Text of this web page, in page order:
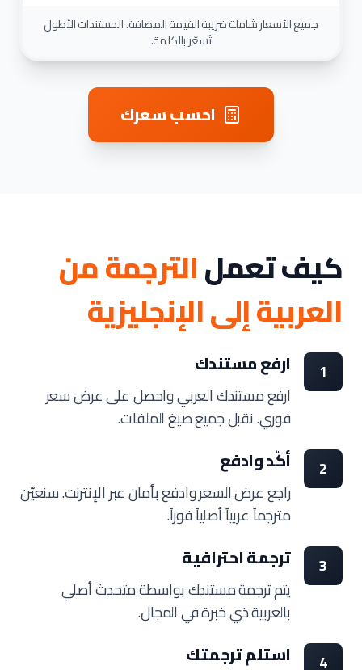
جميع الأسعار شاملة ضريبة القيمة المضافة. المستندات الأطول
تُسعّر بالكلمة.
احسب سعرك
كيف تعملالترجمة من
العربية إلى الإنجليزية
1 ارفع مستندك
ارفع مستندك العربي واحصل على عرض سعر
فوري. نقبل جميع صيغ الملفات.
2
أكّد وادفع
راجع عرض السعر وادفع بأمان عبر الإنترنت. سنعيّن
مترجماً عربياً أصلياً فوراً.
3
ترجمة احترافية
يتم ترجمة مستندك بواسطة متحدث أصلي
بالعربية ذي خبرة في المجال.
4
استلم ترجمتك